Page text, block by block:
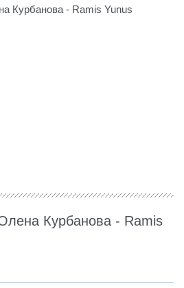
Курбанова - Ramis Yunus
Курбанова - Ramis